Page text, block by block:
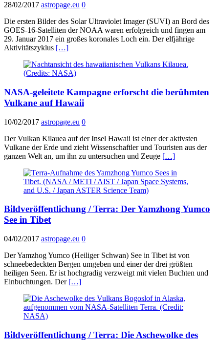
28/02/2017 astropage.eu 0
Die ersten Bilder des Solar Ultraviolet Imager (SUVI) an Bord des
GOES-16-Satelliten der NOAA waren erfolgreich und fingen am
29. Januar 2017 ein großes koronales Loch ein. Der elfjährige
Aktivitätszyklus […]
NASA-geleitete Kampagne erforscht die berühmten
Vulkane auf Hawaii
10/02/2017 astropage.eu 0
Der Vulkan Kilauea auf der Insel Hawaii ist einer der aktivsten
Vulkane der Erde und zieht Wissenschaftler und Touristen aus der
ganzen Welt an, um ihn zu untersuchen und Zeuge […]
Bildveröffentlichung / Terra: Der Yamzhong Yumco
See in Tibet
04/02/2017 astropage.eu 0
Der Yamzhog Yumco (Heiliger Schwan) See in Tibet ist von
schneebedeckten Bergen umgeben und einer der drei größten
heiligen Seen. Er ist hochgradig verzweigt mit vielen Buchten und
Einbuchtungen. Der […]
Bildveröffentlichung / Terra: Die Aschewolke des